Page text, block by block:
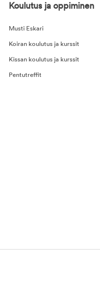
Koulutus ja oppiminen
Musti Eskari
Koiran koulutus ja kurssit
Kissan koulutus ja kurssit
Pentutreffit